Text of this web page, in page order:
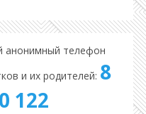
анонимный телефон
и их родителей: 8
122